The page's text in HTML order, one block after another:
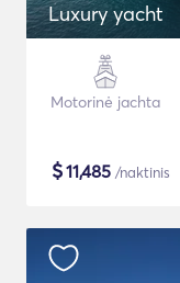
Luxury yacht
Motorinė jachta
$11,485 /naktinis